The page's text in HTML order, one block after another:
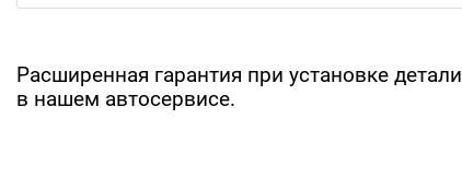
Расширенная гарантия при установке детали
в нашем автосервисе.